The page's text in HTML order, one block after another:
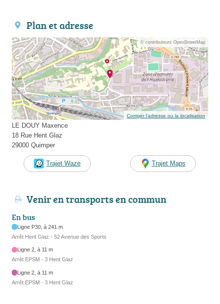
Plan et adresse
© contributeurs OpenStreetMap
Corriger l’adresse ou la localisation
LE DOUY Maxence
18 Rue Hent Glaz
29000 Quimper
Trajet Waze Trajet Maps
Venir en transports en commun
En bus
Ligne P30, à 241 m
Arrêt Hent Glaz - 52 Avenue des Sports
Ligne 2, à 11 m
Arrêt EPSM - 3 Hent Glaz
Ligne 2, à 11 m
Arrêt EPSM - 3 Hent Glaz